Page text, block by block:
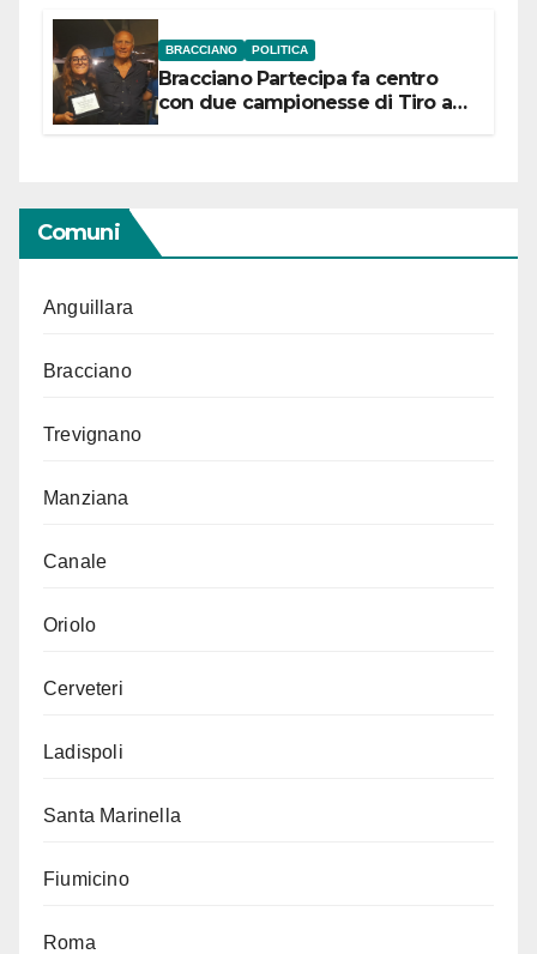
BRACCIANO POLITICA
Bracciano Partecipa fa centro
con due campionesse di Tiro a
Comuni
Anguillara
Bracciano
Trevignano
Manziana
Canale
Oriolo
Cerveteri
Ladispoli
Santa Marinella
Fiumicino
Roma